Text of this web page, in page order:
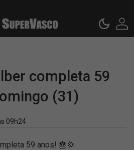
completa 59
(31)
09h24
59 anos! 🎂💢